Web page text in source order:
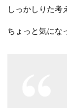
しっかしりた考
ちょっと気にな